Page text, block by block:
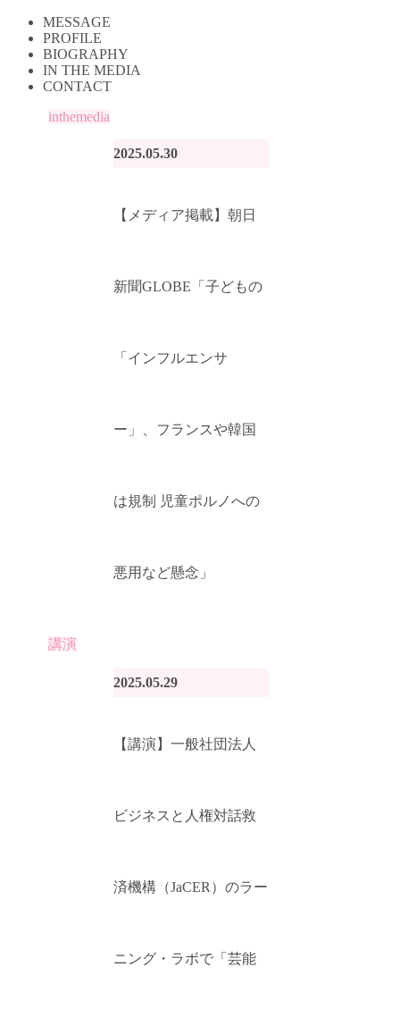
MESSAGE
PROFILE
BIOGRAPHY
IN THE MEDIA
CONTACT
inthemedia
【メディア掲載】朝日
新聞GLOBE「子どもの
「インフルエンサ
ー」、フランスや韓国
は規制 児童ポルノへの
悪用など懸念」
2025.05.30
講演
【講演】一般社団法人
ビジネスと人権対話救
済機構（JaCER）のラー
ニング・ラボで「芸能
2025.05.29